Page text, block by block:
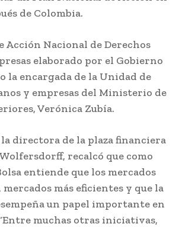
de Colombia.
Acción Nacional de Derechos
elaborado por el Gobierno
la encargada de la Unidad de
y empresas del Ministerio de
Verónica Zubía.
la directora de la plaza financiera
recalcó que como
entiende que los mercados
más eficientes y que la
un papel importante en
muchas otras iniciativas,